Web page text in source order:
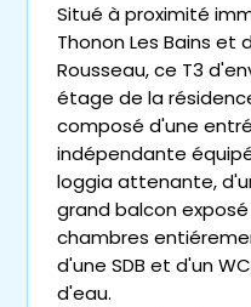
Situé à proximité
Thonon Les Bains
Rousseau, ce T3
étage de la
composé d'une
indépendante
loggia attenante,
grand balcon
chambres
d'une SDB et d'un
d'eau.